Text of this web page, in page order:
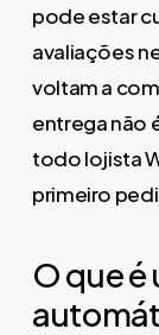
pode estar
avaliações
voltam a
entrega não
todo lojista
primeiro
O que